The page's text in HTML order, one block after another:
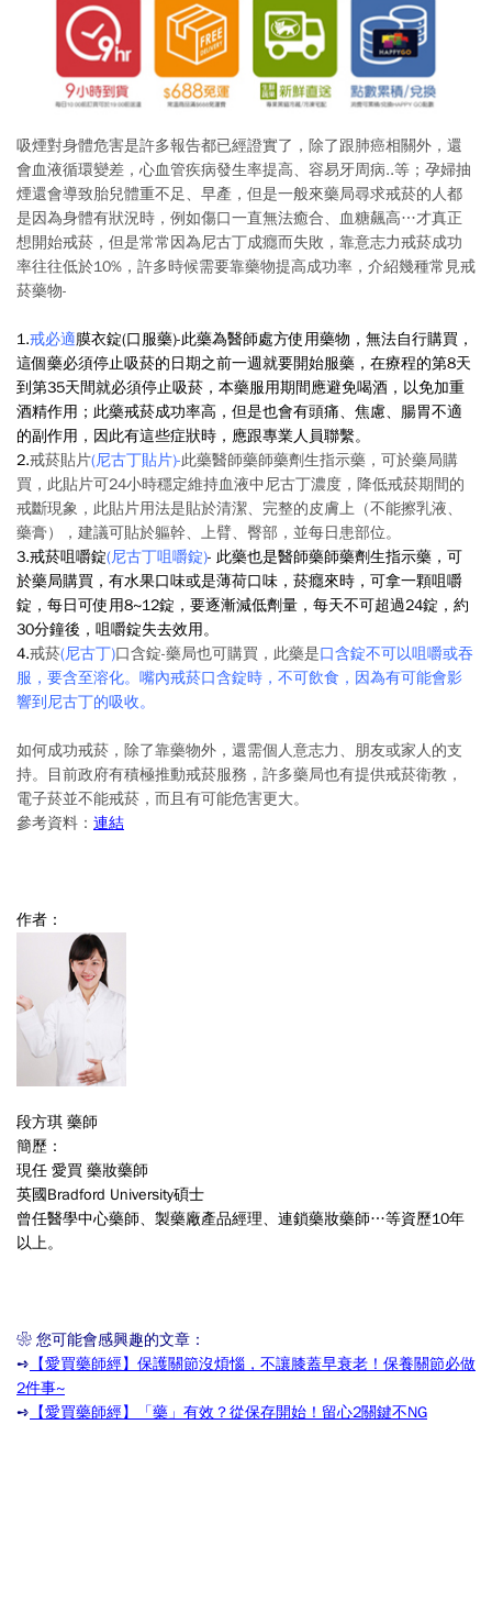
吸煙對身體危害是許多報告都已經證實了，除了跟肺癌相關外，還
會血液循環變差，心血管疾病發生率提高、容易牙周病..等；孕婦抽
煙還會導致胎兒體重不足、早產，但是一般來藥局尋求戒菸的人都
是因為身體有狀況時，例如傷口一直無法癒合、血糖飆高…才真正
想開始戒菸，但是常常因為尼古丁成癮而失敗，靠意志力戒菸成功
率往往低於10%，許多時候需要靠藥物提高成功率，介紹幾種常見戒
菸藥物-
1.戒必適膜衣錠(口服藥)-此藥為醫師處方使用藥物，無法自行購買，
這個藥必須停止吸菸的日期之前一週就要開始服藥，在療程的第8天
到第35天間就必須停止吸菸，本藥服用期間應避免喝酒，以免加重
酒精作用；此藥戒菸成功率高，但是也會有頭痛、焦慮、腸胃不適
的副作用，因此有這些症狀時，應跟專業人員聯繫。
2.戒菸貼片(尼古丁貼片)-此藥醫師藥師藥劑生指示藥，可於藥局購
買，此貼片可24小時穩定維持血液中尼古丁濃度，降低戒菸期間的
戒斷現象，此貼片用法是貼於清潔、完整的皮膚上（不能擦乳液、
藥膏），建議可貼於軀幹、上臂、臀部，並每日患部位。
3.戒菸咀嚼錠(尼古丁咀嚼錠)- 此藥也是醫師藥師藥劑生指示藥，可
於藥局購買，有水果口味或是薄荷口味，菸癮來時，可拿一顆咀嚼
錠，每日可使用8~12錠，要逐漸減低劑量，每天不可超過24錠，約
30分鐘後，咀嚼錠失去效用。
4.戒菸(尼古丁)口含錠-藥局也可購買，此藥是口含錠不可以咀嚼或吞
服，要含至溶化。嘴內戒菸口含錠時，不可飲食，因為有可能會影
響到尼古丁的吸收。
如何成功戒菸，除了靠藥物外，還需個人意志力、朋友或家人的支
持。目前政府有積極推動戒菸服務，許多藥局也有提供戒菸衛教，
電子菸並不能戒菸，而且有可能危害更大。
參考資料： 連結
作者：
段方琪 藥師
簡歷：
現任 愛買 藥妝藥師
英國Bradford University碩士
曾任醫學中心藥師、製藥廠產品經理、連鎖藥妝藥師…等資歷10年
以上。
❀ 您可能會感興趣的文章：
➺ 【愛買藥師經】保護關節沒煩惱，不讓膝蓋早衰老！保養關節必做
2件事~
➺ 【愛買藥師經】「藥」有效？從保存開始！留心2關鍵不NG